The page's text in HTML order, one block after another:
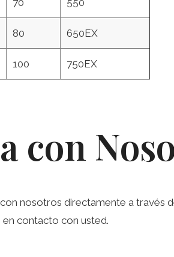
80 650EX
100 750EX
con
nosotros directamente a través
contacto con usted.